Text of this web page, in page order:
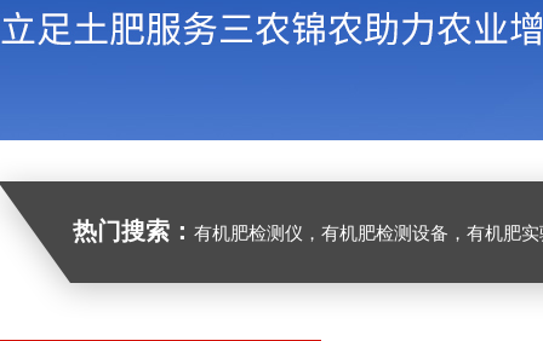
热门搜索： 有机肥检测仪，有机肥检测设备，有机肥实验室设备，生物有